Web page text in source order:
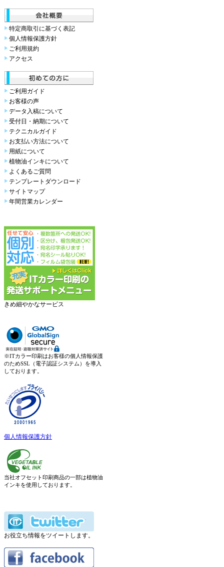
特定商取引に基づく表記
個人情報保護方針
ご利用規約
アクセス
ご利用ガイド
お客様の声
データ入稿について
受付日・納期について
テクニカルガイド
お支払い方法について
用紙について
植物油インキについて
よくあるご質問
テンプレートダウンロード
サイトマップ
年間営業カレンダー
きめ細やかなサービス
※ITカラー印刷はお客様の個人情報保護
のためSSL（電子認証システム）を導入
しております。
個人情報保護方針
当社オフセット印刷商品の一部は植物油
インキを使用しております。
お役立ち情報をツイートします。